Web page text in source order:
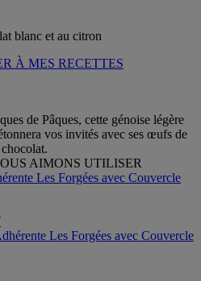
À MES RECETTES
de Pâques, cette génoise légère
vos invités avec ses œufs de
AIMONS UTILISER
Les Forgées avec Couvercle